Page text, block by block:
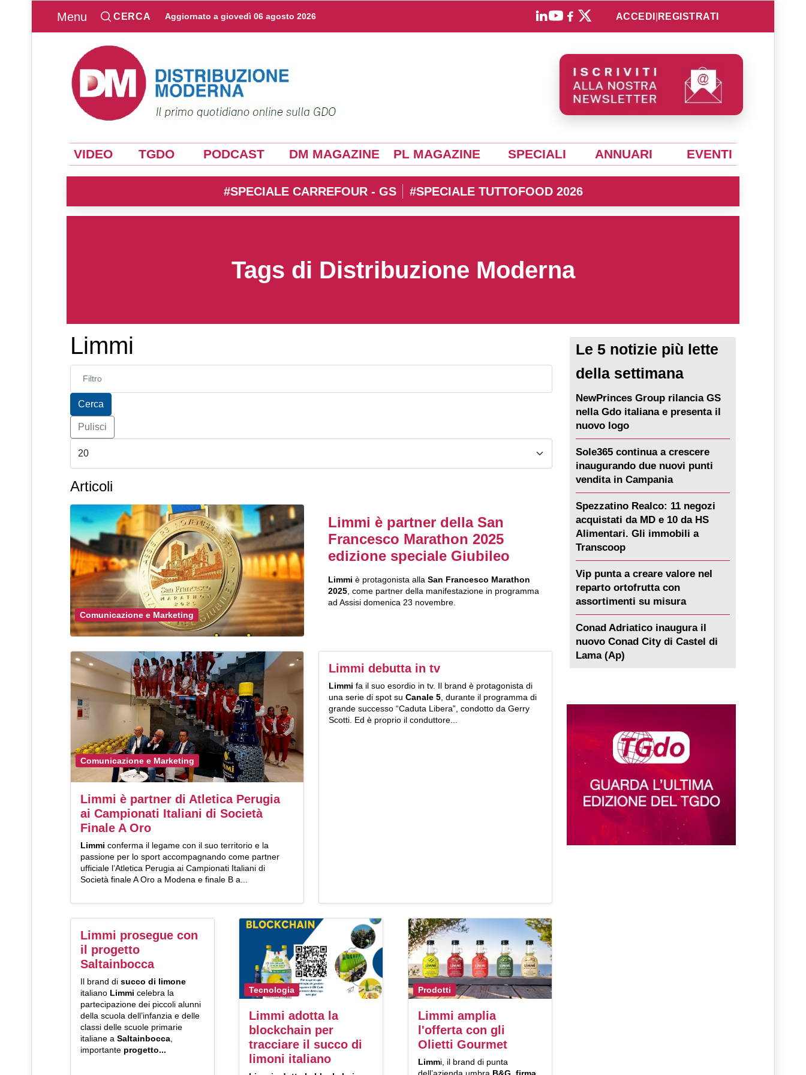
Menu CERCA Aggiornato a giovedì 06 agosto 2026 ACCEDI REGISTRATI
VIDEO TGDO PODCAST DM MAGAZINE PL MAGAZINE SPECIALI ANNUARI EVENTI
#SPECIALE CARREFOUR - GS #SPECIALE TUTTOFOOD 2026
Tags di Distribuzione Moderna
Limmi
Inserisci parte del titolo
Cerca
Pulisci
Articoli
Comunicazione e Marketing
Limmi è partner della San
Francesco Marathon 2025
edizione speciale Giubileo
Limmi è protagonista alla San Francesco Marathon
2025, come partner della manifestazione in programma
ad Assisi domenica 23 novembre.
Comunicazione e Marketing
Limmi è partner di Atletica Perugia
ai Campionati Italiani di Società
Finale A Oro
Limmi conferma il legame con il suo territorio e la
passione per lo sport accompagnando come partner
ufficiale l’Atletica Perugia ai Campionati Italiani di
Società finale A Oro a Modena e finale B a...
Limmi debutta in tv
Limmi fa il suo esordio in tv. Il brand è protagonista di
una serie di spot su Canale 5, durante il programma di
grande successo “Caduta Libera”, condotto da Gerry
Scotti. Ed è proprio il conduttore...
Limmi prosegue con
il progetto
Saltainbocca
Il brand di succo di limone
italiano Limmi celebra la
partecipazione dei piccoli alunni
della scuola dell’infanzia e delle
classi delle scuole primarie
italiane a Saltainbocca
importante progetto...
Tecnologia
Limmi adotta la
blockchain per
tracciare il succo di
limoni italiano
Prodotti
Limmi amplia
l'offerta con gli
Olietti Gourmet
Limmi, il brand di punta
Le 5 notizie più lette
della settimana
NewPrinces Group rilancia GS
nella Gdo italiana e presenta il
nuovo logo
Sole365 continua a crescere
inaugurando due nuovi punti
vendita in Campania
Spezzatino Realco: 11 negozi
acquistati da MD e 10 da HS
Alimentari. Gli immobili a
Transcoop
Vip punta a creare valore nel
reparto ortofrutta con
assortimenti su misura
Conad Adriatico inaugura il
nuovo Conad City di Castel di
Lama (Ap)